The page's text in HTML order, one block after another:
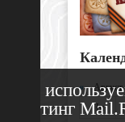
«Август
Пн
Мы
Рейтинг